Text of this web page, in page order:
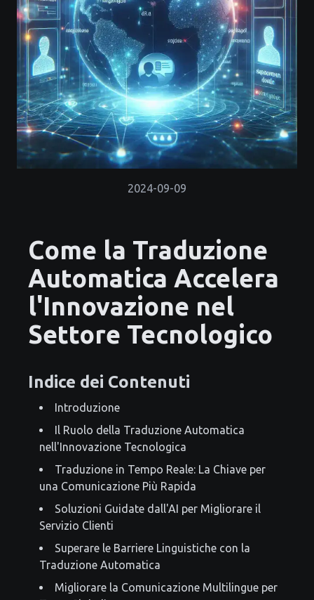
2024-09-09
Come la Traduzione
Automatica Accelera
l'Innovazione nel
Settore Tecnologico
Indice dei Contenuti
Introduzione
Il Ruolo della Traduzione Automatica
nell'Innovazione Tecnologica
Traduzione in Tempo Reale: La Chiave per
una Comunicazione Più Rapida
Soluzioni Guidate dall'AI per Migliorare il
Servizio Clienti
Superare le Barriere Linguistiche con la
Traduzione Automatica
Migliorare la Comunicazione Multilingue per